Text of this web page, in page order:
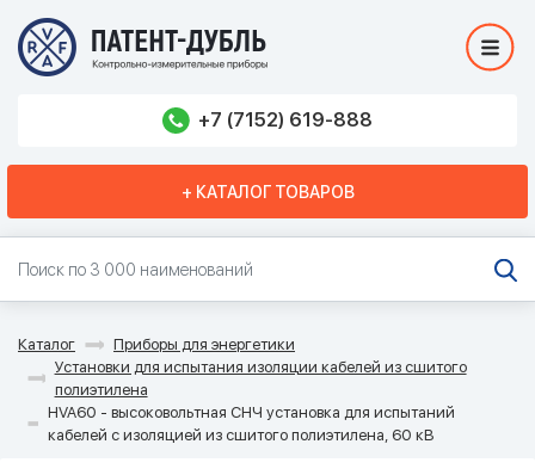
+7 (7152) 619-888
+ КАТАЛОГ ТОВАРОВ
Каталог
Приборы для энергетики
Установки для испытания изоляции кабелей из сшитого
полиэтилена
HVA60 - высоковольтная СНЧ установка для испытаний
кабелей с изоляцией из сшитого полиэтилена, 60 кВ